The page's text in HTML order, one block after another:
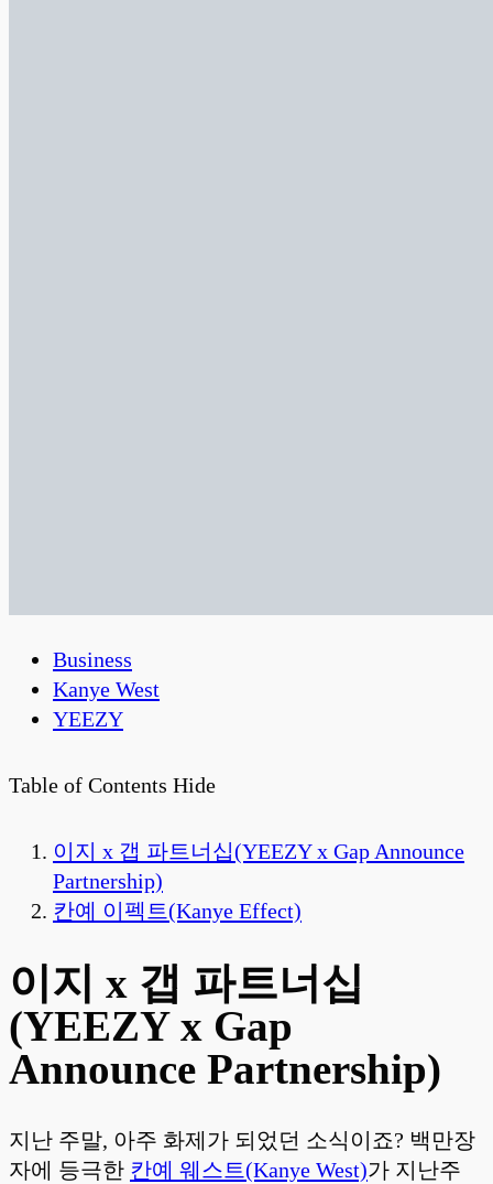
Business
Kanye West
YEEZY
Table of Contents Hide
이지 x 갭 파트너십(YEEZY x Gap Announce
Partnership)
칸예 이펙트(Kanye Effect)
이지 x 갭 파트너십
(YEEZY x Gap
Announce Partnership)
지난 주말, 아주 화제가 되었던 소식이죠? 백만장
자에 등극한 칸예 웨스트(Kanye West)가 지난주